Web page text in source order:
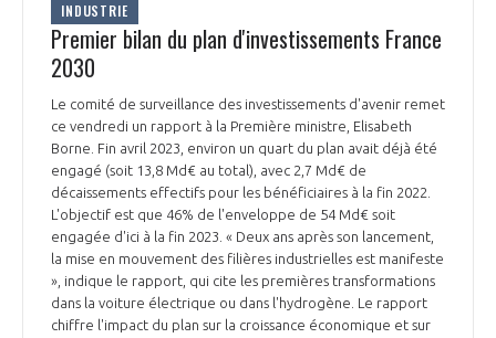
INDUSTRIE
Premier bilan du plan d'investissements France
2030
Le comité de surveillance des investissements d'avenir remet
ce vendredi un rapport à la Première ministre, Elisabeth
Borne. Fin avril 2023, environ un quart du plan avait déjà été
engagé (soit 13,8 Md€ au total), avec 2,7 Md€ de
décaissements effectifs pour les bénéficiaires à la fin 2022.
L'objectif est que 46% de l'enveloppe de 54 Md€ soit
engagée d'ici à la fin 2023. « Deux ans après son lancement,
la mise en mouvement des filières industrielles est manifeste
», indique le rapport, qui cite les premières transformations
dans la voiture électrique ou dans l'hydrogène. Le rapport
chiffre l'impact du plan sur la croissance économique et sur